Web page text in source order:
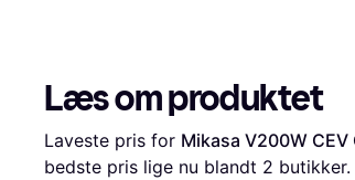
Læs om produktet
Laveste pris for Mikasa V200W
bedste pris lige nu blandt 2 butikker.